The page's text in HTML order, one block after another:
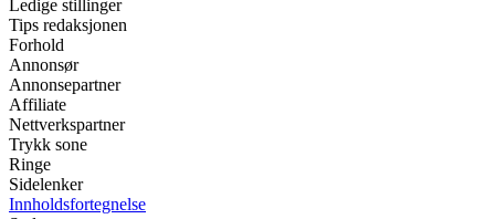
Ledige stillinger
Tips redaksjonen
Forhold
Annonsør
Annonsepartner
Affiliate
Nettverkspartner
Trykk sone
Ringe
Sidelenker
Innholdsfortegnelse